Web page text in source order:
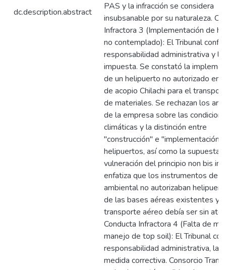
dc.description.abstract
PAS y la infracción se considera
insubsanable por su naturaleza.
Infractora 3 (Implementación de
no contemplado): El Tribunal
responsabilidad administrativa y
impuesta. Se constató la
de un helipuerto no autorizado en
de acopio Chilachi para el
de materiales. Se rechazan los
de la empresa sobre las
climáticas y la distinción entre
"construcción" e "implementación"
helipuertos, así como la supuesta
vulneración del principio non bis in
enfatiza que los instrumentos de
ambiental no autorizaban
de las bases aéreas existentes y
transporte aéreo debía ser sin
Conducta Infractora 4 (Falta de
manejo de top soil): El Tribunal
responsabilidad administrativa, la
medida correctiva. Consorcio